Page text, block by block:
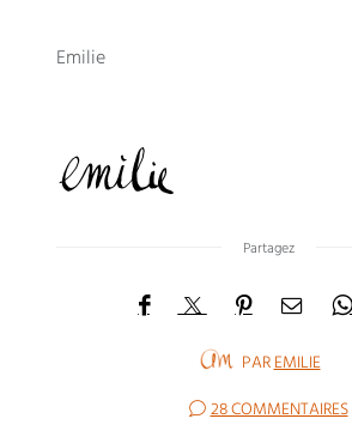
Emilie
Partagez
PAREMILIE
28 COMMENTAIRES